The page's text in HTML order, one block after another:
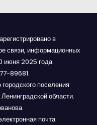
в
связи, информационных
июня 2025 года.
89681.
поселения
области.
почта: